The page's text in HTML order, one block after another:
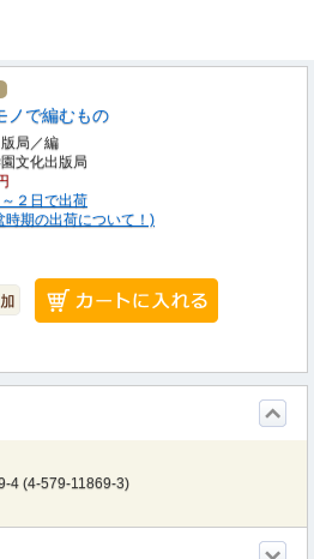
ノで編むもの
局／編
文化出版局
２日で出荷
時期の出荷について！)
4 (4-579-11869-3)